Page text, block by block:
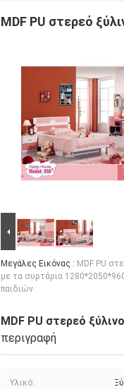
MDF PU στερεό
Μεγάλες Εικόνας : MDF PU
με τα συρτάρια
παιδιών
MDF PU στερεό
περιγραφή
Υλικό: